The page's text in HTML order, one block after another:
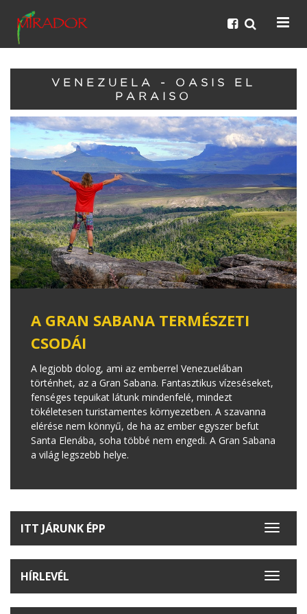
VENEZUELA - OASIS EL
PARAISO
A GRAN SABANA TERMÉSZETI
CSODÁI
A legjobb dolog, ami az emberrel Venezuelában
történhet, az a Gran Sabana. Fantasztikus vízeséseket,
fenséges tepuikat látunk mindenfelé, mindezt
tökéletesen turistamentes környezetben. A szavanna
elérése nem könnyű, de ha az ember egyszer befut
Santa Elenába, soha többé nem engedi. A Gran Sabana
a világ legszebb helye.
Toggle
ITT JÁRUNK ÉPP
Toggle
HÍRLEVÉL